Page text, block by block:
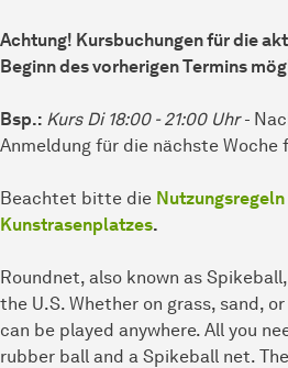
Achtung! Kursbuchungen für die
Beginn des vorherigen Termins
Bsp.: Kurs Di 18:00 - 21:00 Uhr -
Anmeldung für die nächste
Beachtet bitte die Nutzungsregeln
Kunstrasenplatzes.
Roundnet, also known as
the U.S. Whether on grass, sand,
can be played anywhere. All you
rubber ball and a Spikeball net.